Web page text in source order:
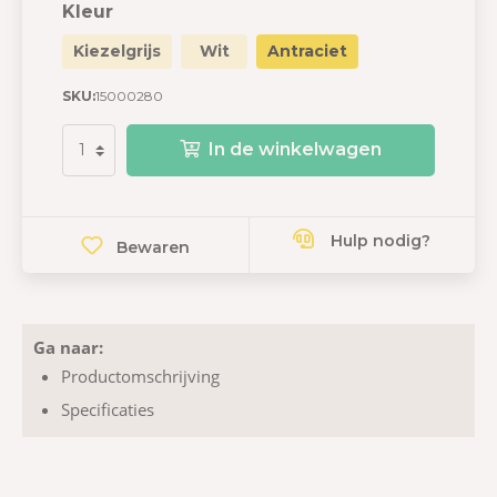
Kleur
Kiezelgrijs Wit Antraciet
SKU:15000280
In de winkelwagen
Bewaren Hulp nodig?
Ga naar:
Productomschrijving
Specificaties